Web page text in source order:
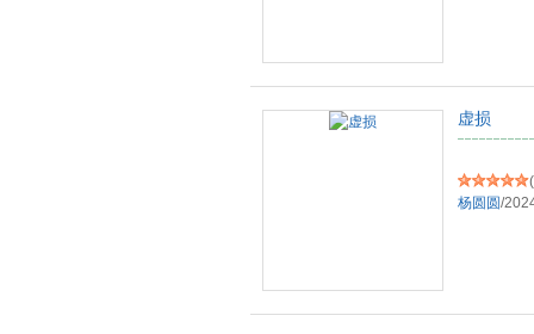
虚损
(
杨圆圆/